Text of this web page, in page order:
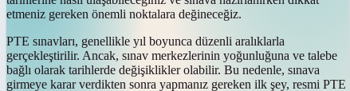
etmeniz gereken önemli noktalara değineceğiz.
PTE sınavları, genellikle yıl boyunca düzenli aralıklarla
gerçekleştirilir. Ancak, sınav merkezlerinin yoğunluğuna ve talebe
bağlı olarak tarihlerde değişiklikler olabilir. Bu nedenle, sınava
girmeye karar verdikten sonra yapmanız gereken ilk şey, resmi PTE